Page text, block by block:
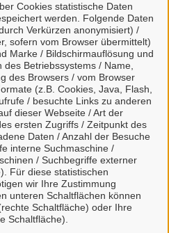
Cookies statistische Daten
werden. Folgende Daten
Verkürzen anonymisiert) /
sofern vom Browser übermittelt)
Marke / Bildschirmauflösung und
Betriebssystems / Name,
des Browsers / vom Browser
(z.B. Cookies, Java, Flash,
/ besuchte Links zu anderen
dieser Webseite / Art der
ersten Zugriffs / Zeitpunkt des
Daten / Anzahl der Besuche
interne Suchmaschine /
/ Suchbegriffe externer
Für diese statistischen
wir Ihre Zustimmung
unteren Schaltflächen können
Schaltfläche) oder Ihre
Schaltfläche).
Anzeige